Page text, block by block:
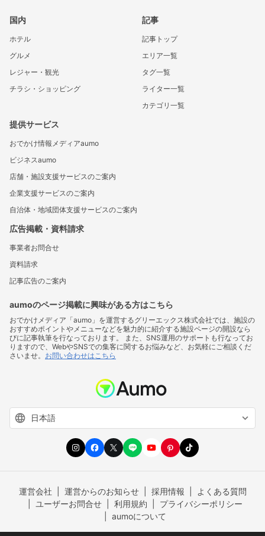
国内
ホテル
グルメ
レジャー・観光
チラシ・ショッピング
記事
記事トップ
エリア一覧
タグ一覧
ライター一覧
カテゴリ一覧
提供サービス
おでかけ情報メディアaumo
ビジネスaumo
店舗・施設支援サービスのご案内
企業支援サービスのご案内
自治体・地域団体支援サービスのご案内
広告掲載・資料請求
事業者お問合せ
資料請求
記事広告のご案内
aumoのページ掲載に興味がある方はこちら
おでかけメディア「aumo」を運営するグリーエックス株式会社では、施設の
おすすめポイントやメニューなどを魅力的に紹介する施設ページの開設なら
びに記事執筆を行なっております。 また、SNS運用のサポートも行なってお
りますので、WebやSNSでの集客に関するお悩みなど、お気軽にご相談くだ
さいませ。 お問い合わせはこちら
運営会社 運営からのお知らせ 採用情報
よくある質問
ユーザーお問合せ
利用規約
プライバシーポリシー
aumoについて